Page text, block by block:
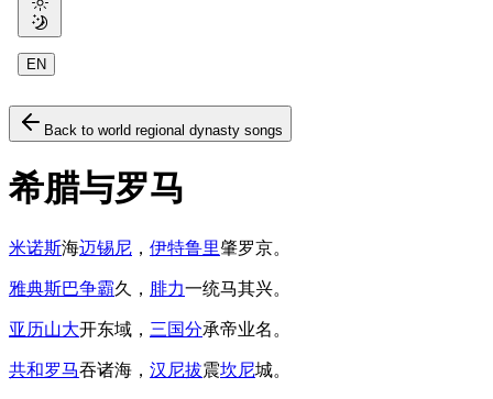
EN
Back to world regional dynasty songs
希腊与罗马
米诺斯海迈锡尼 ， 伊特鲁里肇罗京。
雅典斯巴争霸久， 腓力一统马其兴。
亚历山大开东域， 三国分承帝业名。
共和罗马吞诸海， 汉尼拔震坎尼城。